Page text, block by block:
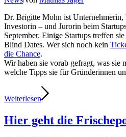
Dr. Brigitte Mohn ist Unternehmerin,
Investorin – und Jurorin beim
September. Einige Startups treffen
Blind Dates. Wer sich noch kein
die Chance.
Wir haben sie vorab gefragt, was sie
welche Tipps sie für Gründerinnen
Weiterlesen
Hier geht die